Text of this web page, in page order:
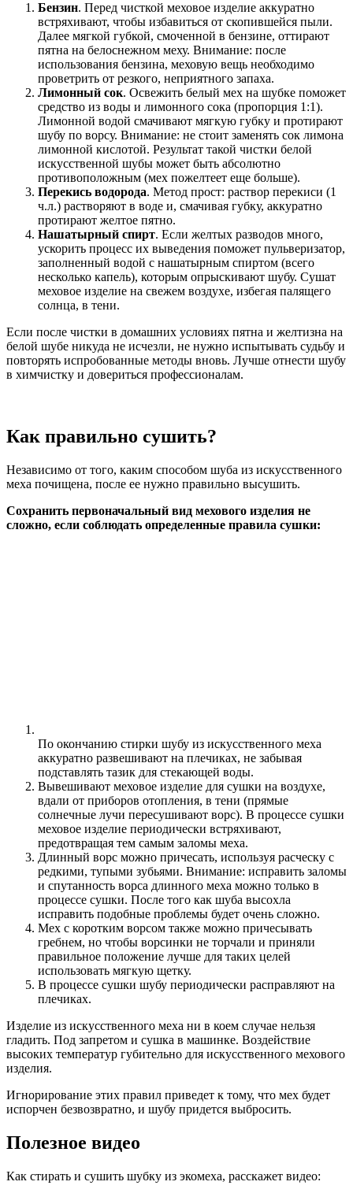
Бензин. Перед чисткой меховое изделие аккуратно
встряхивают, чтобы избавиться от скопившейся пыли.
Далее мягкой губкой, смоченной в бензине, оттирают
пятна на белоснежном меху. Внимание: после
использования бензина, меховую вещь необходимо
проветрить от резкого, неприятного запаха.
Лимонный сок. Освежить белый мех на шубке поможет
средство из воды и лимонного сока (пропорция 1:1).
Лимонной водой смачивают мягкую губку и протирают
шубу по ворсу. Внимание: не стоит заменять сок лимона
лимонной кислотой. Результат такой чистки белой
искусственной шубы может быть абсолютно
противоположным (мех пожелтеет еще больше).
Перекись водорода. Метод прост: раствор перекиси (1
ч.л.) растворяют в воде и, смачивая губку, аккуратно
протирают желтое пятно.
Нашатырный спирт. Если желтых разводов много,
ускорить процесс их выведения поможет пульверизатор,
заполненный водой с нашатырным спиртом (всего
несколько капель), которым опрыскивают шубу. Сушат
меховое изделие на свежем воздухе, избегая палящего
солнца, в тени.
Если после чистки в домашних условиях пятна и желтизна на
белой шубе никуда не исчезли, не нужно испытывать судьбу и
повторять испробованные методы вновь. Лучше отнести шубу
в химчистку и довериться профессионалам.
Как правильно сушить?
Независимо от того, каким способом шуба из искусственного
меха почищена, после ее нужно правильно высушить.
Сохранить первоначальный вид мехового изделия не
сложно, если соблюдать определенные правила сушки:
По окончанию стирки шубу из искусственного меха
аккуратно развешивают на плечиках, не забывая
подставлять тазик для стекающей воды.
Вывешивают меховое изделие для сушки на воздухе,
вдали от приборов отопления, в тени (прямые
солнечные лучи пересушивают ворс). В процессе сушки
меховое изделие периодически встряхивают,
предотвращая тем самым заломы меха.
Длинный ворс можно причесать, используя расческу с
редкими, тупыми зубьями. Внимание: исправить заломы
и спутанность ворса длинного меха можно только в
процессе сушки. После того как шуба высохла
исправить подобные проблемы будет очень сложно.
Мех с коротким ворсом также можно причесывать
гребнем, но чтобы ворсинки не торчали и приняли
правильное положение лучше для таких целей
использовать мягкую щетку.
В процессе сушки шубу периодически расправляют на
плечиках.
Изделие из искусственного меха ни в коем случае нельзя
гладить. Под запретом и сушка в машинке. Воздействие
высоких температур губительно для искусственного мехового
изделия.
Игнорирование этих правил приведет к тому, что мех будет
испорчен безвозвратно, и шубу придется выбросить.
Полезное видео
Как стирать и сушить шубку из экомеха, расскажет видео: